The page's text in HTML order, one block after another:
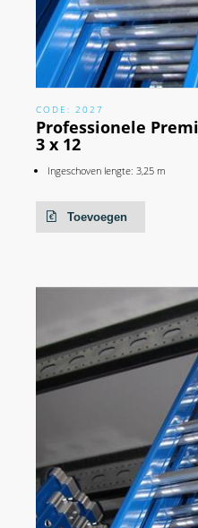
CODE: 2027
Professionele
3 x 12
Ingeschoven lengte: 3,25 m
Toevoegen